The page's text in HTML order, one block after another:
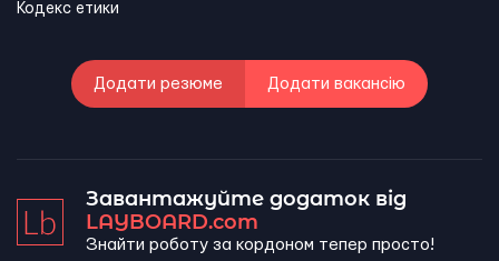
Кодекс етики
Додати резюме Додати вакансію
Завантажуйте додаток від
LAYBOARD.com
Знайти роботу за кордоном тепер просто!